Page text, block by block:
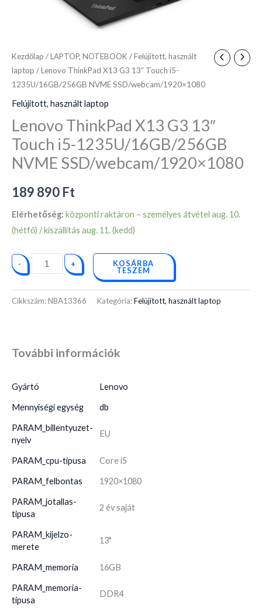
Kezdőlap /LAPTOP, NOTEBOOK /Felújított, használt
laptop / Lenovo ThinkPad X13 G3 13″ Touch i5-
1235U/16GB/256GB NVME SSD/webcam/1920×1080
Felújított, használt laptop
Lenovo ThinkPad X13 G3 13″
Touch i5-1235U/16GB/256GB
NVME SSD/webcam/1920×1080
189 890 Ft
Elérhetőség: központi raktáron – személyes átvétel aug. 10.
(hétfő) / kiszállítás aug. 11. (kedd)
-
SSD/webcam/1920x1080
+ KOSÁRBA
TESZEM
Cikkszám:NBA13366 Kategória:Felújított, használt laptop
További információk
Gyártó Lenovo
Mennyiségi egység db
PARAM_billentyuzet-
nyelv
EU
PARAM_cpu-tipusa Core i5
PARAM_felbontas 1920×1080
PARAM_jotallas-
tipusa
2 év saját
PARAM_kijelzo-
merete
13"
PARAM_memoria 16GB
PARAM_memoria-
tipusa
DDR4